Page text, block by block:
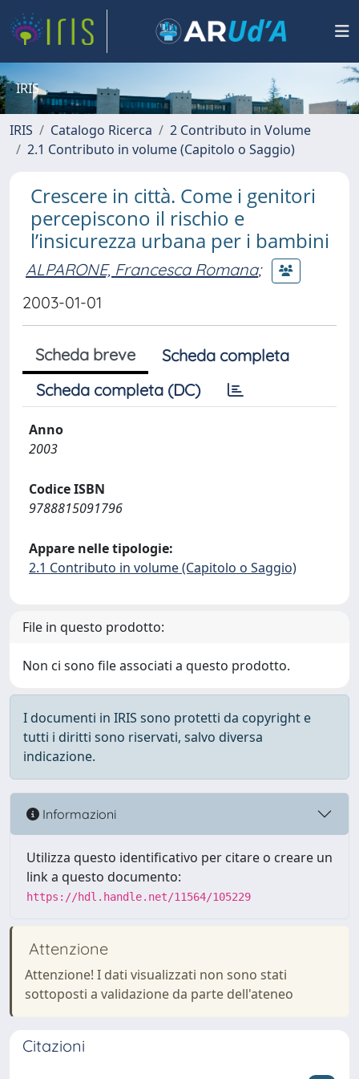
IRIS
IRIS Catalogo Ricerca
2 Contributo in Volume
2.1 Contributo in volume (Capitolo o Saggio)
Crescere in città. Come i genitori
percepiscono il rischio e
l’insicurezza urbana per i bambini
ALPARONE, Francesca Romana;
2003-01-01
Scheda breve
Scheda completa
Scheda completa (DC)
Anno
2003
Codice ISBN
9788815091796
Appare nelle tipologie:
2.1 Contributo in volume (Capitolo o Saggio)
File in questo prodotto:
Non ci sono file associati a questo prodotto.
I documenti in IRIS sono protetti da copyright e
tutti i diritti sono riservati, salvo diversa
indicazione.
Informazioni
Utilizza questo identificativo per citare o creare un
link a questo documento:
https://hdl.handle.net/11564/105229
Attenzione
Attenzione! I dati visualizzati non sono stati
sottoposti a validazione da parte dell'ateneo
Citazioni